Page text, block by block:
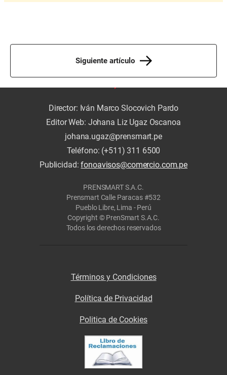
Siguiente artículo
Director: Iván Marco Slocovich Pardo
Editor Web: Johana Liz Ugaz Oscanoa
johana.ugaz@prensmart.pe
Teléfono: (+511) 311 6500
Publicidad:fonoavisos@comercio.com.pe
PRENSMART S.A.C.
Prensmart Calle Paracas #532
Pueblo Libre, Lima - Perú
Copyright © PrenSmart S.A.C.
Todos los derechos reservados
Términos y Condiciones
Política de Privacidad
Politica de Cookies